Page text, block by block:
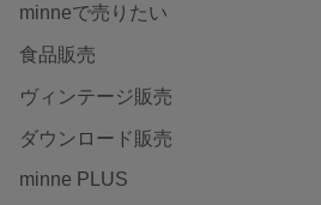
minneで売りたい
食品販売
ヴィンテージ販売
ダウンロード販売
minne PLUS